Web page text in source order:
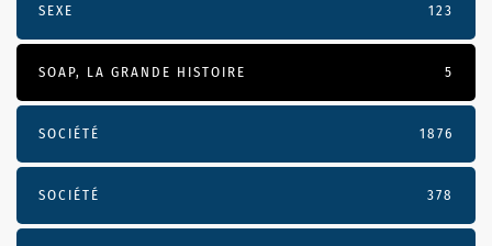
SEXE 123
SOAP, LA GRANDE HISTOIRE 5
SOCIÉTÉ 1876
SOCIÉTÉ 378